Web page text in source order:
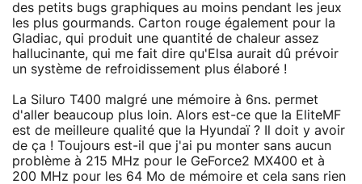
des petits bugs graphiques au moins pendant les jeux
les plus gourmands. Carton rouge également pour la
Gladiac, qui produit une quantité de chaleur assez
hallucinante, qui me fait dire qu'Elsa aurait dû prévoir
un système de refroidissement plus élaboré !
La Siluro T400 malgré une mémoire à 6ns. permet
d'aller beaucoup plus loin. Alors est-ce que la EliteMF
est de meilleure qualité que la Hyundaï ? Il doit y avoir
de ça ! Toujours est-il que j'ai pu monter sans aucun
problème à 215 MHz pour le GeForce2 MX400 et à
200 MHz pour les 64 Mo de mémoire et cela sans rien